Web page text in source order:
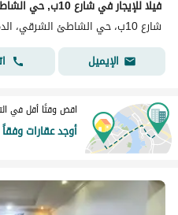
فيلا للإيجار في شارع 10ب, حي الشاطئ الشرقي, مدينة الدمام
شارع 10ب، حي الشاطئ الشرقي، الدمام
الإيميل
اقض وقتًا أقل في
أوجد عقارات